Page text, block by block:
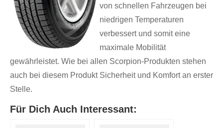
von schnellen Fahrzeugen bei
niedrigen Temperaturen
verbessert und somit eine
maximale Mobilität
gewährleistet. Wie bei allen Scorpion-Produkten stehen
auch bei diesem Produkt Sicherheit und Komfort an erster
Stelle.
Für Dich Auch Interessant: